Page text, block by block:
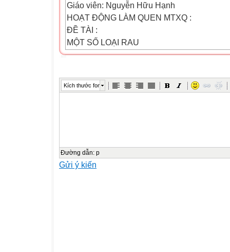
Giáo viên: Nguyễn Hữu Hạnh
HOẠT ĐỘNG LÀM QUEN MTXQ :
ĐỀ TÀI :
MỘT SỐ LOẠI RAU
Rau ăn quả
Rau ăn củ
Trò Chơi: "Đi chợ"
Kích thước font
Đường dẫn: p
Gửi ý kiến